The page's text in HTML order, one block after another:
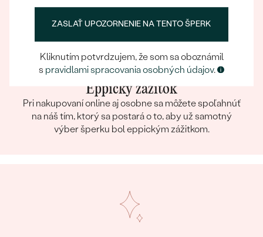
Eppický zážitok
Pri nakupovaní online aj osobne sa môžete spoľahnúť
na náš tím, ktorý sa postará o to, aby už samotný
výber šperku bol eppickým zážitkom.
ZASLAŤ UPOZORNENIE NA TENTO ŠPERK
Kliknutím potvrdzujem, že som sa oboznámil
s pravidlami spracovania osobných údajov.